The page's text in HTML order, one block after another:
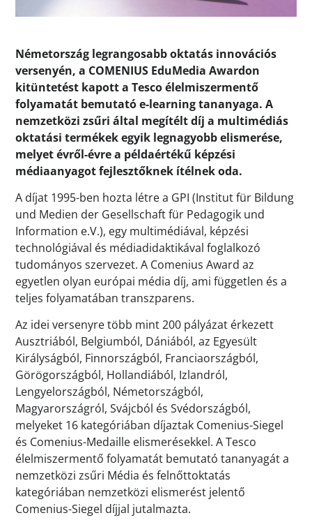
Németország legrangosabb oktatás innovációs
versenyén, a COMENIUS EduMedia Awardon
kitüntetést kapott a Tesco élelmiszermentő
folyamatát bemutató e-learning tananyaga. A
nemzetközi zsűri által megítélt díj a multimédiás
oktatási termékek egyik legnagyobb elismerése,
melyet évről-évre a példaértékű képzési
médiaanyagot fejlesztőknek ítélnek oda.
A díjat 1995-ben hozta létre a GPI (Institut für Bildung
und Medien der Gesellschaft für Pedagogik und
Information e.V.), egy multimédiával, képzési
technológiával és médiadidaktikával foglalkozó
tudományos szervezet. A Comenius Award az
egyetlen olyan európai média díj, ami független és a
teljes folyamatában transzparens.
Az idei versenyre több mint 200 pályázat érkezett
Ausztriából, Belgiumból, Dániából, az Egyesült
Királyságból, Finnországból, Franciaországból,
Görögországból, Hollandiából, Izlandról,
Lengyelországból, Németországból,
Magyarországról, Svájcból és Svédországból,
melyeket 16 kategóriában díjaztak Comenius-Siegel
és Comenius-Medaille elismerésekkel. A Tesco
élelmiszermentő folyamatát bemutató tananyagát a
nemzetközi zsűri Média és felnőttoktatás
kategóriában nemzetközi elismerést jelentő
Comenius-Siegel díjjal jutalmazta.